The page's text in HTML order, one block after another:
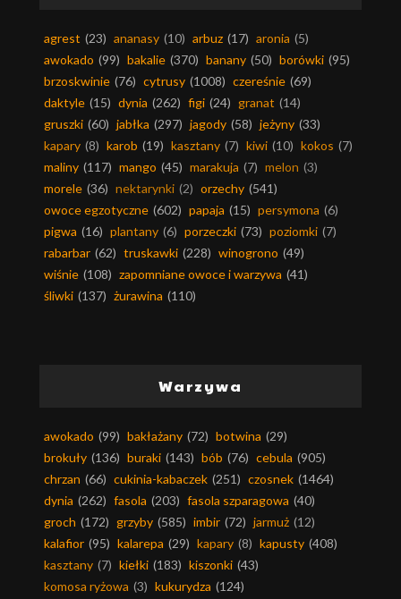
agrest (23) ananasy (10) arbuz (17) aronia (5)
awokado (99) bakalie (370) banany (50) borówki (95)
brzoskwinie (76) cytrusy (1008) czereśnie (69)
daktyle (15) dynia (262) figi (24) granat (14)
gruszki (60) jabłka (297) jagody (58) jeżyny (33)
kapary (8) karob (19) kasztany (7) kiwi (10) kokos (7)
maliny (117) mango (45) marakuja (7) melon (3)
morele (36) nektarynki (2) orzechy (541)
owoce egzotyczne (602) papaja (15) persymona (6)
pigwa (16) plantany (6) porzeczki (73) poziomki (7)
rabarbar (62) truskawki (228) winogrono (49)
wiśnie (108) zapomniane owoce i warzywa (41)
śliwki (137) żurawina (110)
Warzywa
awokado (99) bakłażany (72) botwina (29)
brokuły (136) buraki (143) bób (76) cebula (905)
chrzan (66) cukinia-kabaczek (251) czosnek (1464)
dynia (262) fasola (203) fasola szparagowa (40)
groch (172) grzyby (585) imbir (72) jarmuż (12)
kalafior (95) kalarepa (29) kapary (8) kapusty (408)
kasztany (7) kiełki (183) kiszonki (43)
komosa ryżowa (3) kukurydza (124)